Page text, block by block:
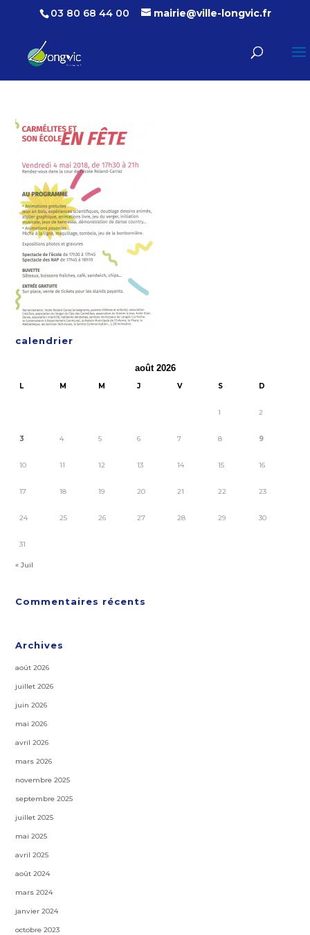
03 80 68 44 00 mairie@ville-longvic.fr
calendrier
août 2026
L M M J V S D
1 2
3 4 5 6 7 8 9
10 11 12 13 14 15 16
17 18 19 20 21 22 23
24 25 26 27 28 29 30
31
« Juil
Commentaires récents
Archives
août 2026
juillet 2026
juin 2026
mai 2026
avril 2026
mars 2026
novembre 2025
septembre 2025
juillet 2025
mai 2025
avril 2025
août 2024
mars 2024
janvier 2024
octobre 2023